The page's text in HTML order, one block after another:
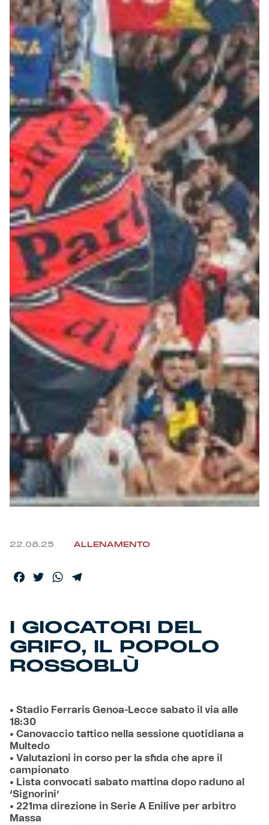
Robe di Kappa x Genoa
Vintage Collection
Red&Blue Voices
Kids
Accessori
Party
Outlet
Caffè Boasi x Genoa
Helan x Genoa
Isolani x Genoa
Gift Card Online Store
Fortissimo batte il mio cuor
22.08.25 ALLENAMENTO
Facebook
TwitterWhatsApp
I GIOCATORI DEL
GRIFO, IL POPOLO
ROSSOBLÙ
• Stadio Ferraris Genoa-Lecce sabato il via alle
18:30
• Canovaccio tattico nella sessione quotidiana a
Multedo
• Valutazioni in corso per la sfida che apre il
campionato
• Lista convocati sabato mattina dopo raduno al
‘Signorini’
• 221ma direzione in Serie A Enilive per arbitro
Massa